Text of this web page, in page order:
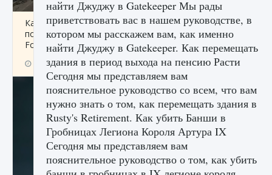
Как исправить текстовую ошибку
пользовательского интерфейса Delta
Force Hawk Ops
9 августа 2024 1 945 0 0
найти Джуджу в Gatekeeper Мы рады
приветствовать вас в нашем руководстве, в
котором мы расскажем вам, как именно
найти Джуджу в Gatekeeper. Как перемещать
здания в период выхода на пенсию Расти
Сегодня мы представляем вам
пояснительное руководство со всем, что вам
нужно знать о том, как перемещать здания в
Rusty's Retirement. Как убить Банши в
Гробницах Легиона Короля Артура IX
Сегодня мы представляем вам
пояснительное руководство о том, как убить